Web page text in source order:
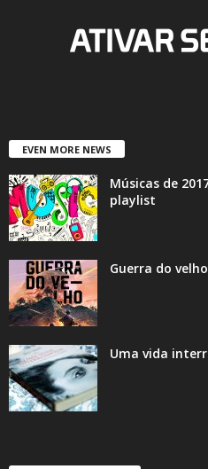
EVEN MORE NEWS
Músicas de
playlist
Guerra do velho
Uma vida